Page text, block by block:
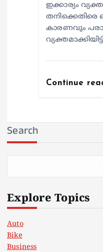
ഇക്കാര്യം
തനിക്കെതിരെ
കാരണവും
Continue
Search
Explore Topics
Auto
Bike
Business